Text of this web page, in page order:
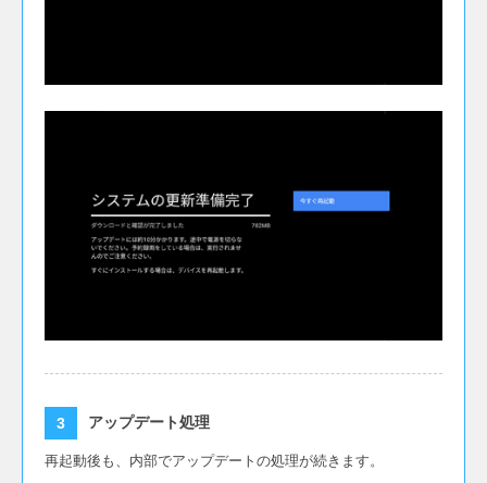
録画番組を削除する際の待ち時間を改善しまし
た。
Andorid OS セキュリティパッチの最新版を適用
しました。
2019年4月24日[ Ver.17.17.1555956404 ]
た。
テレビアプリの安定性を向上しました。
操作性を改善しました。
アップデート処理
再起動後も、内部でアップデートの処理が続きます。